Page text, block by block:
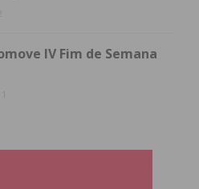
IV Fim de Semana